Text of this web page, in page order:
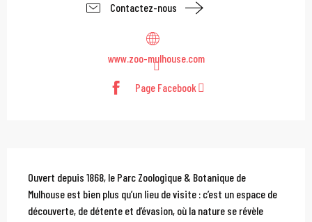
Contactez-nous
www.zoo-mulhouse.com
Page Facebook
Description
Ouvert depuis 1868, le Parc Zoologique & Botanique de
Mulhouse est bien plus qu’un lieu de visite : c’est un espace de
découverte, de détente et d’évasion, où la nature se révèle